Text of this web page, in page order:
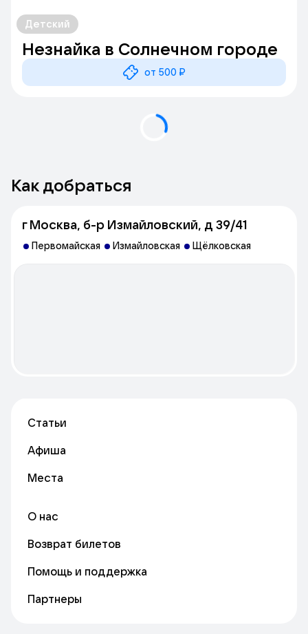
Детский
Незнайка в Солнечном городе
от 500 ₽
Как добраться
г Москва, б-р Измайловский, д 39/41
Первомайская Измайловская Щёлковская
Статьи
Афиша
Места
О нас
Возврат билетов
Помощь и поддержка
Партнеры